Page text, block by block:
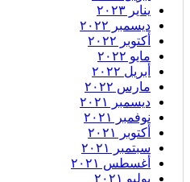
يناير ٢٠٢٣
ديسمبر ٢٠٢٢
أكتوبر ٢٠٢٢
مايو ٢٠٢٢
أبريل ٢٠٢٢
مارس ٢٠٢٢
ديسمبر ٢٠٢١
نوفمبر ٢٠٢١
أكتوبر ٢٠٢١
سبتمبر ٢٠٢١
أغسطس ٢٠٢١
يوليو ٢٠٢١